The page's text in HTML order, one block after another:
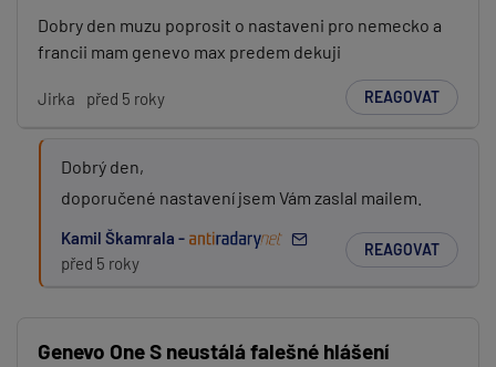
Dobry den muzu poprosit o nastaveni pro nemecko a
francii mam genevo max predem dekuji
Jirka před 5 roky REAGOVAT
Dobrý den,
doporučené nastavení jsem Vám zaslal mailem.
Kamil Škamrala -
před 5 roky
REAGOVAT
Genevo One S neustálá falešné hlášení